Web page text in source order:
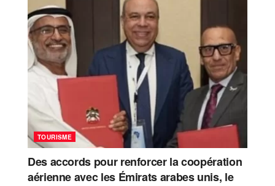
TOURISME
Des accords pour renforcer la coopération
aérienne avec les Émirats arabes unis, le